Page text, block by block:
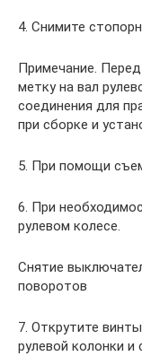
4. Снимите
Примечание.
метку на вал
соединения для
при сборке и
5. При помощи
6. При
рулевом колесе.
Снятие
поворотов
7. Открутите
рулевой колонки и